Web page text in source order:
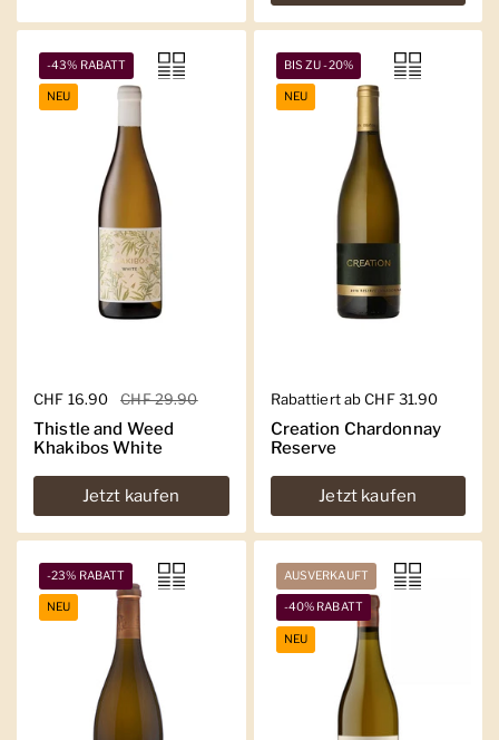
Regulärer Preis
CHF 16.90 Sale-Preis
CHF 29.90
Thistle and Weed
Khakibos White
Jetzt kaufen
-43% RABATT
NEU
Regulärer Preis
Rabattiert ab CHF 31.90
Creation Chardonnay
Reserve
Jetzt kaufen
BIS ZU -20%
NEU
-23% RABATT
NEU
AUSVERKAUFT
-40% RABATT
NEU